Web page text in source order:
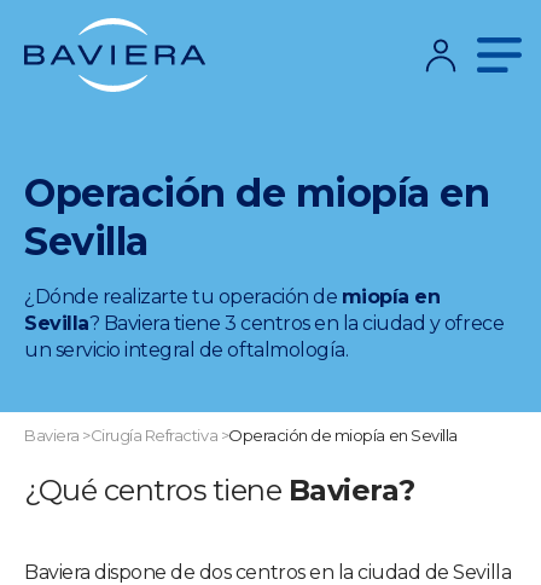
Operación de miopía en
Sevilla
¿Dónde realizarte tu operación de miopía en
Sevilla? Baviera tiene 3 centros en la ciudad y ofrece
un servicio integral de oftalmología.
Baviera >Cirugía Refractiva >Operación de miopía en Sevilla
¿Qué centros tiene Baviera?
Baviera dispone de dos centros en la ciudad de Sevilla